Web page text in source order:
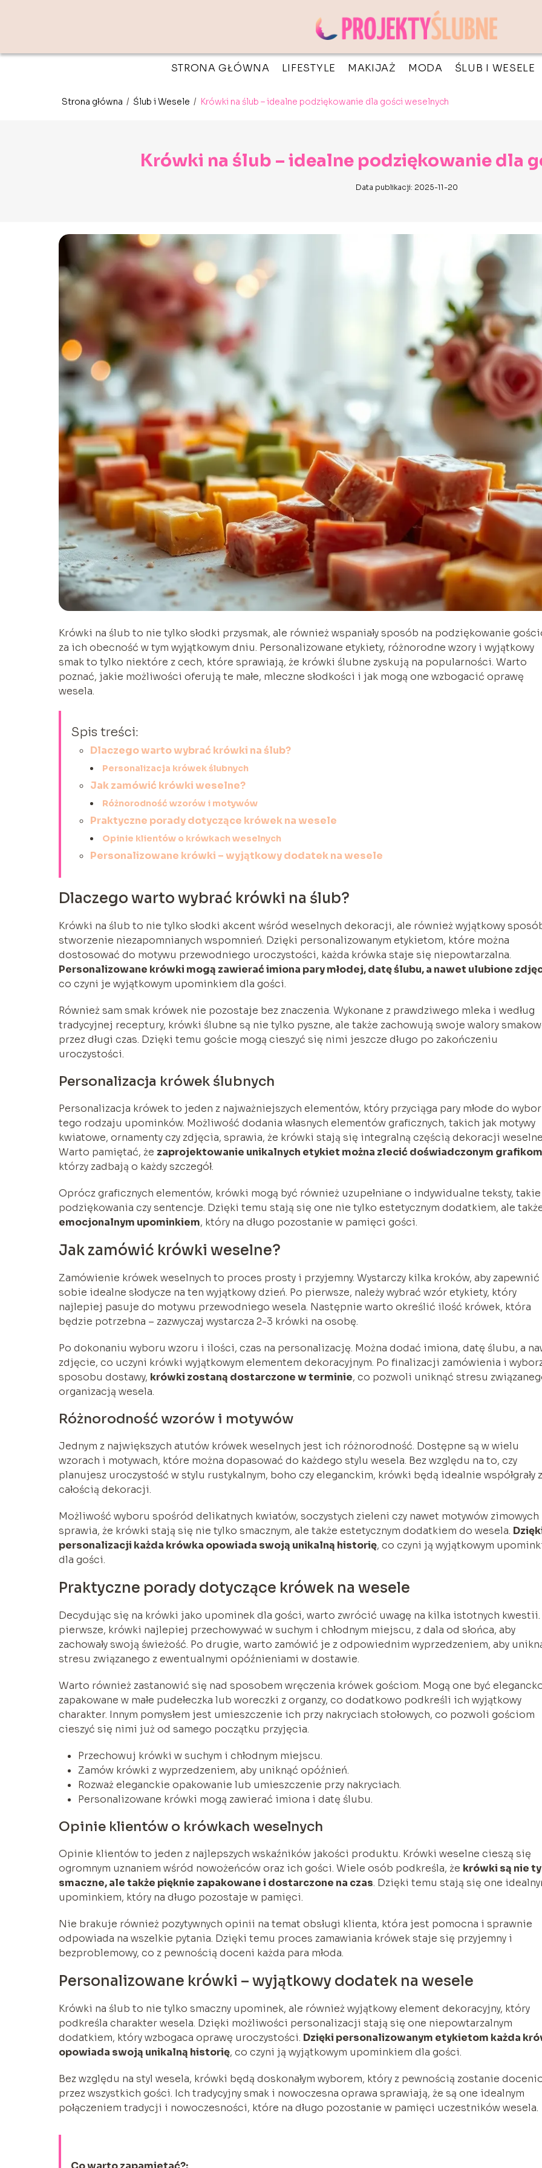
STRONA GŁÓWNA LIFESTYLE MAKIJAŻ MODA ŚLUB I WESELE
Strona główna / Ślub i Wesele / Krówki na ślub – idealne podziękowanie dla gości weselnych
Krówki na ślub – idealne podziękowanie dla
Data publikacji: 2025-11-20
Krówki na ślub to nie tylko słodki przysmak, ale również wspaniały sposób na podziękowanie
za ich obecność w tym wyjątkowym dniu. Personalizowane etykiety, różnorodne wzory i wyjątkowy
smak to tylko niektóre z cech, które sprawiają, że krówki ślubne zyskują na popularności. Warto
poznać, jakie możliwości oferują te małe, mleczne słodkości i jak mogą one wzbogacić oprawę
wesela.
Spis treści:
Dlaczego warto wybrać krówki na ślub?
Personalizacja krówek ślubnych
Jak zamówić krówki weselne?
Różnorodność wzorów i motywów
Praktyczne porady dotyczące krówek na wesele
Opinie klientów o krówkach weselnych
Personalizowane krówki – wyjątkowy dodatek na wesele
Dlaczego warto wybrać krówki na ślub?
Krówki na ślub to nie tylko słodki akcent wśród weselnych dekoracji, ale również wyjątkowy
stworzenie niezapomnianych wspomnień. Dzięki personalizowanym etykietom, które można
dostosować do motywu przewodniego uroczystości, każda krówka staje się niepowtarzalna.
Personalizowane krówki mogą zawierać imiona pary młodej, datę ślubu, a nawet ulubione
co czyni je wyjątkowym upominkiem dla gości.
Również sam smak krówek nie pozostaje bez znaczenia. Wykonane z prawdziwego mleka i według
tradycyjnej receptury, krówki ślubne są nie tylko pyszne, ale także zachowują swoje walory
przez długi czas. Dzięki temu goście mogą cieszyć się nimi jeszcze długo po zakończeniu
uroczystości.
Personalizacja krówek ślubnych
Personalizacja krówek to jeden z najważniejszych elementów, który przyciąga pary młode do
tego rodzaju upominków. Możliwość dodania własnych elementów graficznych, takich jak motywy
kwiatowe, ornamenty czy zdjęcia, sprawia, że krówki stają się integralną częścią dekoracji
Warto pamiętać, że zaprojektowanie unikalnych etykiet można zlecić doświadczonym grafikom
którzy zadbają o każdy szczegół.
Oprócz graficznych elementów, krówki mogą być również uzupełniane o indywidualne teksty,
podziękowania czy sentencje. Dzięki temu stają się one nie tylko estetycznym dodatkiem, ale
emocjonalnym upominkiem, który na długo pozostanie w pamięci gości.
Jak zamówić krówki weselne?
Zamówienie krówek weselnych to proces prosty i przyjemny. Wystarczy kilka kroków, aby zapewnić
sobie idealne słodycze na ten wyjątkowy dzień. Po pierwsze, należy wybrać wzór etykiety, który
najlepiej pasuje do motywu przewodniego wesela. Następnie warto określić ilość krówek, która
będzie potrzebna – zazwyczaj wystarcza 2-3 krówki na osobę.
Po dokonaniu wyboru wzoru i ilości, czas na personalizację. Można dodać imiona, datę ślubu, a
zdjęcie, co uczyni krówki wyjątkowym elementem dekoracyjnym. Po finalizacji zamówienia i
sposobu dostawy, krówki zostaną dostarczone w terminie, co pozwoli uniknąć stresu
organizacją wesela.
Różnorodność wzorów i motywów
Jednym z największych atutów krówek weselnych jest ich różnorodność. Dostępne są w wielu
wzorach i motywach, które można dopasować do każdego stylu wesela. Bez względu na to, czy
planujesz uroczystość w stylu rustykalnym, boho czy eleganckim, krówki będą idealnie współgrały z
całością dekoracji.
Możliwość wyboru spośród delikatnych kwiatów, soczystych zieleni czy nawet motywów zimowych
sprawia, że krówki stają się nie tylko smacznym, ale także estetycznym dodatkiem do wesela.
personalizacji każda krówka opowiada swoją unikalną historię, co czyni ją wyjątkowym
dla gości.
Praktyczne porady dotyczące krówek na wesele
Decydując się na krówki jako upominek dla gości, warto zwrócić uwagę na kilka istotnych kwestii.
pierwsze, krówki najlepiej przechowywać w suchym i chłodnym miejscu, z dala od słońca, aby
zachowały swoją świeżość. Po drugie, warto zamówić je z odpowiednim wyprzedzeniem, aby
stresu związanego z ewentualnymi opóźnieniami w dostawie.
Warto również zastanowić się nad sposobem wręczenia krówek gościom. Mogą one być
zapakowane w małe pudełeczka lub woreczki z organzy, co dodatkowo podkreśli ich wyjątkowy
charakter. Innym pomysłem jest umieszczenie ich przy nakryciach stołowych, co pozwoli gościom
cieszyć się nimi już od samego początku przyjęcia.
Przechowuj krówki w suchym i chłodnym miejscu.
Zamów krówki z wyprzedzeniem, aby uniknąć opóźnień.
Rozważ eleganckie opakowanie lub umieszczenie przy nakryciach.
Personalizowane krówki mogą zawierać imiona i datę ślubu.
Opinie klientów o krówkach weselnych
Opinie klientów to jeden z najlepszych wskaźników jakości produktu. Krówki weselne cieszą się
ogromnym uznaniem wśród nowożeńców oraz ich gości. Wiele osób podkreśla, że krówki są nie
smaczne, ale także pięknie zapakowane i dostarczone na czas. Dzięki temu stają się one
upominkiem, który na długo pozostaje w pamięci.
Nie brakuje również pozytywnych opinii na temat obsługi klienta, która jest pomocna i sprawnie
odpowiada na wszelkie pytania. Dzięki temu proces zamawiania krówek staje się przyjemny i
bezproblemowy, co z pewnością doceni każda para młoda.
Personalizowane krówki – wyjątkowy dodatek na wesele
Krówki na ślub to nie tylko smaczny upominek, ale również wyjątkowy element dekoracyjny, który
podkreśla charakter wesela. Dzięki możliwości personalizacji stają się one niepowtarzalnym
dodatkiem, który wzbogaca oprawę uroczystości. Dzięki personalizowanym etykietom każda
opowiada swoją unikalną historię, co czyni ją wyjątkowym upominkiem dla gości.
Bez względu na styl wesela, krówki będą doskonałym wyborem, który z pewnością zostanie
przez wszystkich gości. Ich tradycyjny smak i nowoczesna oprawa sprawiają, że są one idealnym
połączeniem tradycji i nowoczesności, które na długo pozostanie w pamięci uczestników wesela.